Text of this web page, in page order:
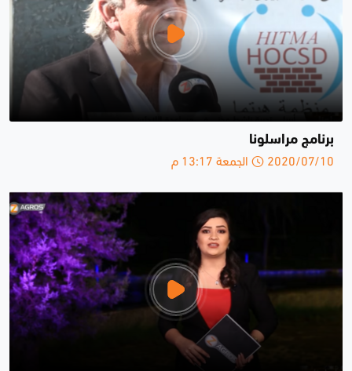
برنامج مراسلونا
2020/07/10 الجمعة 13:17 م